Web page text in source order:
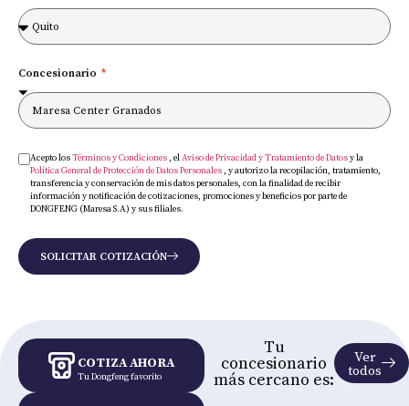
Concesionario
Acepto losTérminos y Condiciones, elAviso de Privacidad y Tratamiento de Datosy la
Política General de Protección de Datos Personales, y autorizo la recopilación, tratamiento,
transferencia y conservación de mis datos personales, con la finalidad de recibir
información y notificación de cotizaciones, promociones y beneficios por parte de
DONGFENG (Maresa S.A) y sus filiales.
SOLICITAR COTIZACIÓN
COTIZA AHORA
Tu Dongfeng favorito
Tu
concesionario
más cercano es:
Ver
todos